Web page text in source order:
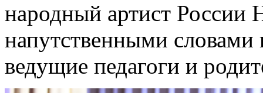
народный артист России
напутственными
ведущие педагоги и